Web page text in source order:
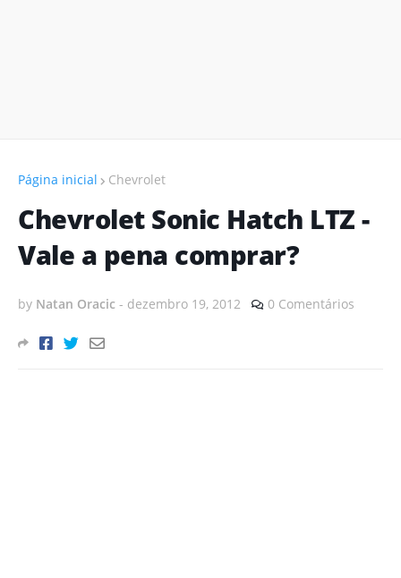
Página inicial Chevrolet
Chevrolet Sonic Hatch LTZ -
Vale a pena comprar?
by Natan Oracic - dezembro 19, 2012 0 Comentários